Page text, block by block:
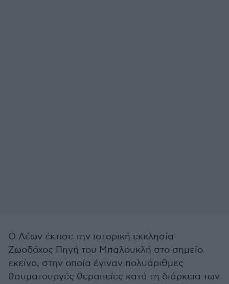
Ο Λέων έκτισε την ιστορική εκκλησία
Ζωοδόχος Πηγή του Μπαλουκλή στο σημείο
εκείνο, στην οποία έγιναν πολυάριθμες
θαυματουργές θεραπείες κατά τη διάρκεια των